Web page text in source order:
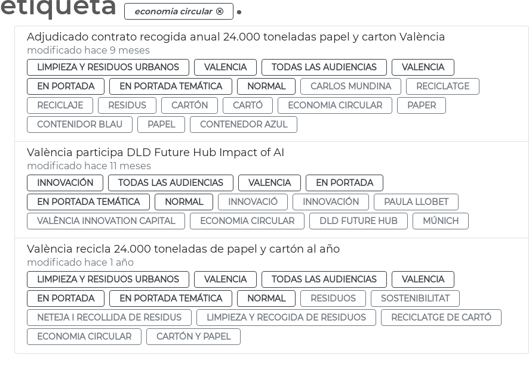
economia circular
Adjudicado contrato recogida anual 24.000 toneladas papel y carton València
modificado hace 9 meses
LIMPIEZA Y RESIDUOS URBANOS VALENCIA TODAS LAS AUDIENCIAS
VALENCIA
EN PORTADA
EN PORTADA TEMÁTICA NORMAL CARLOS MUNDINA
RECICLATGE
RECICLAJE
RESIDUS CARTÓN CARTÓ ECONOMIA CIRCULAR
PAPER
CONTENIDOR BLAU
PAPEL CONTENEDOR AZUL
València participa DLD Future Hub Impact of AI
modificado hace 11 meses
INNOVACIÓN TODAS LAS AUDIENCIAS VALENCIA
EN PORTADA
EN PORTADA TEMÁTICA
NORMAL INNOVACIÓ INNOVACIÓN
PAULA LLOBET
VALÈNCIA INNOVATION CAPITAL
ECONOMIA CIRCULAR DLD FUTURE HUB MÚNICH
València recicla 24.000 toneladas de papel y cartón al año
modificado hace 1 año
LIMPIEZA Y RESIDUOS URBANOS VALENCIA TODAS LAS AUDIENCIAS
VALENCIA
EN PORTADA
EN PORTADA TEMÁTICA NORMAL RESIDUOS
SOSTENIBILITAT
NETEJA I RECOLLIDA DE RESIDUS
LIMPIEZA Y RECOGIDA DE RESIDUOS
RECICLATGE DE CARTÓ
ECONOMIA CIRCULAR
CARTÓN Y PAPEL